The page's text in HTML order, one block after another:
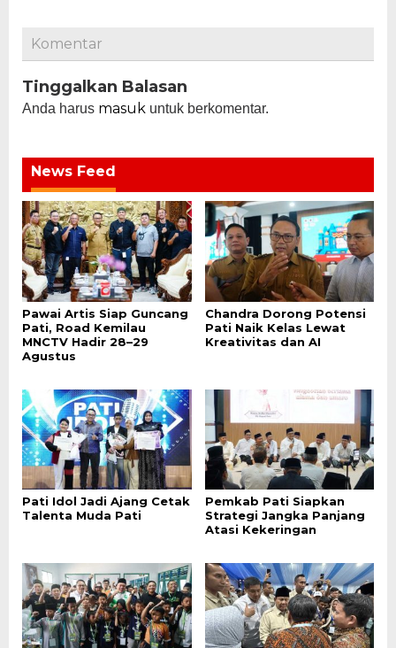
Komentar
Tinggalkan Balasan
Anda harus masuk untuk berkomentar.
News Feed
Pawai Artis Siap Guncang
Pati, Road Kemilau
MNCTV Hadir 28–29
Agustus
Chandra Dorong Potensi
Pati Naik Kelas Lewat
Kreativitas dan AI
Pati Idol Jadi Ajang Cetak
Talenta Muda Pati
Pemkab Pati Siapkan
Strategi Jangka Panjang
Atasi Kekeringan